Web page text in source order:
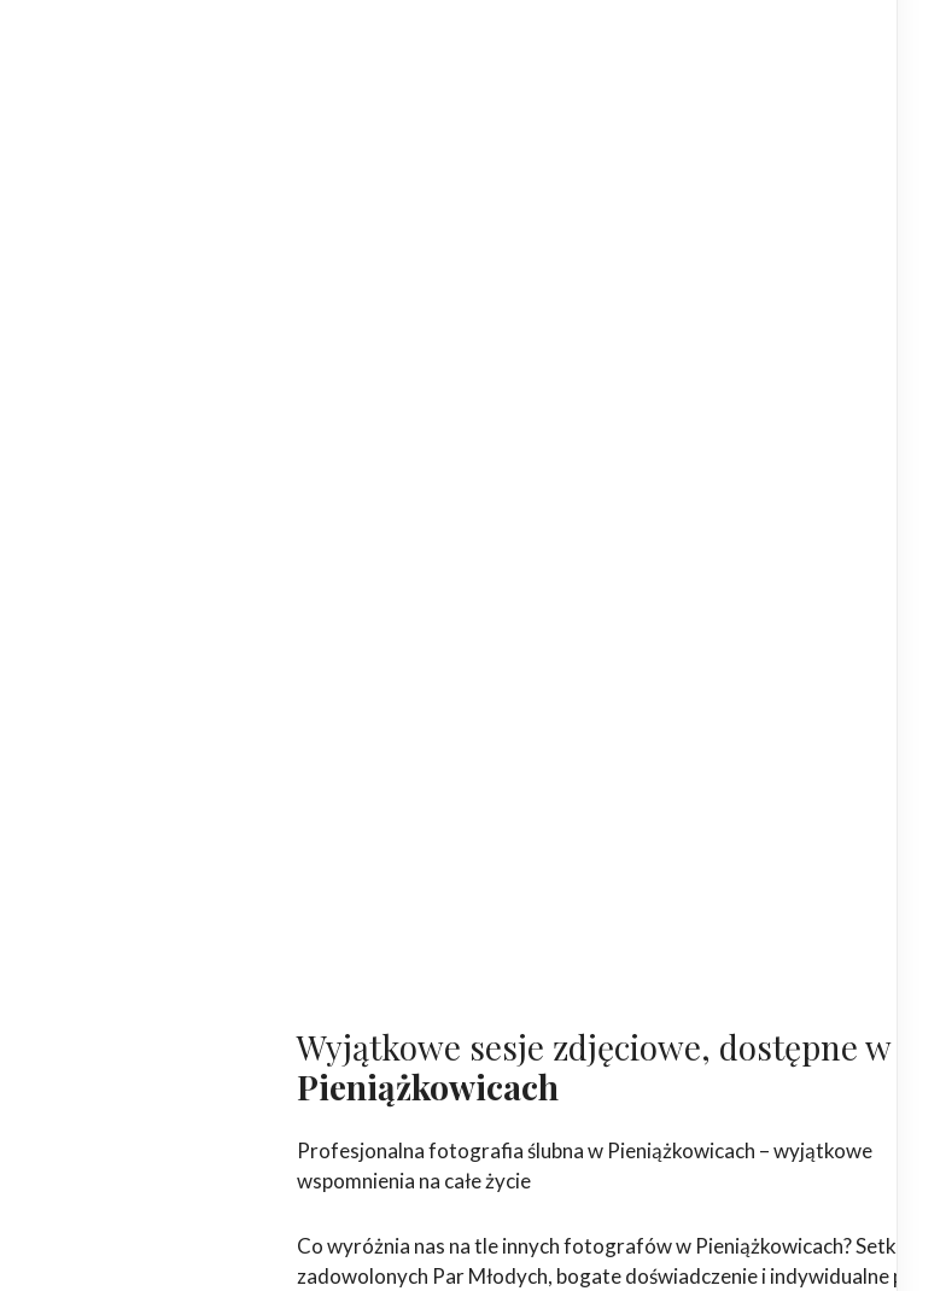
Wyjątkowe sesje zdjęciowe, dostępne w
Pieniążkowicach
Profesjonalna fotografia ślubna w Pieniążkowicach – wyjątkowe
wspomnienia na całe życie
Co wyróżnia nas na tle innych fotografów w Pieniążkowicach? Setki
zadowolonych Par Młodych, bogate doświadczenie i indywidualne